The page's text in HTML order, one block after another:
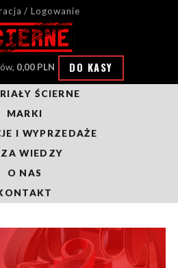
/ Logowanie
0,00 PLN DO KASY
ŚCIERNE
MARKI
I WYPRZEDAŻE
WIEDZY
O NAS